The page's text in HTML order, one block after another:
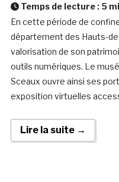
Temps de lecture : 5
En cette période de
département des Hauts-
valorisation de son
outils numériques. Le
Sceaux ouvre ainsi ses
exposition virtuelles
Lire la suite →